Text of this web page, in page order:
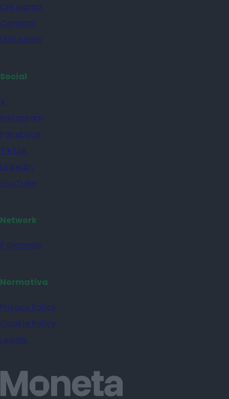
Chi siamo
Contatti
Diffusione
Social
X
Instagram
Facebook
TikTok
Linkedin
YouTube
Network
il Giornale
Normativa
Privacy Policy
Cookie Policy
Legale